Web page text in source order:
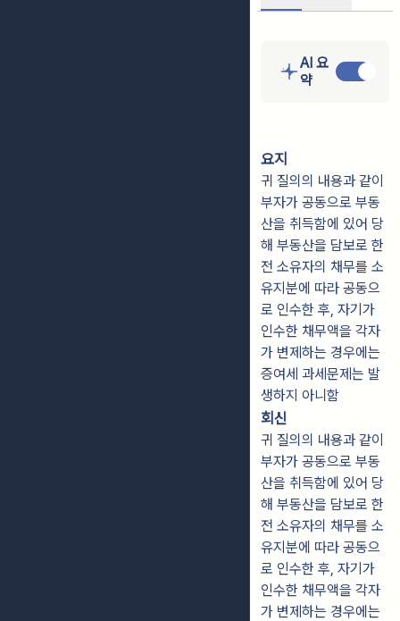
AI 요
약
요지
귀 질의의 내용과 같이
부자가 공동으로 부동
산을 취득함에 있어 당
해 부동산을 담보로 한
전 소유자의 채무를 소
유지분에 따라 공동으
로 인수한 후, 자기가
인수한 채무액을 각자
가 변제하는 경우에는
증여세 과세문제는 발
생하지 아니함
회신
귀 질의의 내용과 같이
부자가 공동으로 부동
산을 취득함에 있어 당
해 부동산을 담보로 한
전 소유자의 채무를 소
유지분에 따라 공동으
로 인수한 후, 자기가
인수한 채무액을 각자
가 변제하는 경우에는